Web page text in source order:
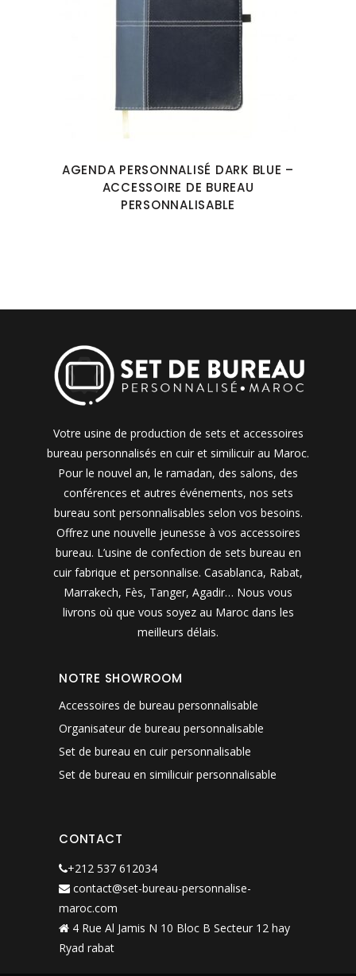
AGENDA PERSONNALISÉ DARK BLUE –
ACCESSOIRE DE BUREAU
PERSONNALISABLE
Votre usine de production de sets et accessoires
bureau personnalisés en cuir et similicuir au Maroc.
Pour le nouvel an, le ramadan, des salons, des
conférences et autres événements, nos sets
bureau sont personnalisables selon vos besoins.
Offrez une nouvelle jeunesse à vos accessoires
bureau. L’usine de confection de sets bureau en
cuir fabrique et personnalise. Casablanca, Rabat,
Marrakech, Fès, Tanger, Agadir… Nous vous
livrons où que vous soyez au Maroc dans les
meilleurs délais.
NOTRE SHOWROOM
Accessoires de bureau personnalisable
Organisateur de bureau personnalisable
Set de bureau en cuir personnalisable
Set de bureau en similicuir personnalisable
CONTACT
+212 537 612034
contact@set-bureau-personnalise-
maroc.com
4 Rue Al Jamis N 10 Bloc B Secteur 12 hay
Ryad rabat